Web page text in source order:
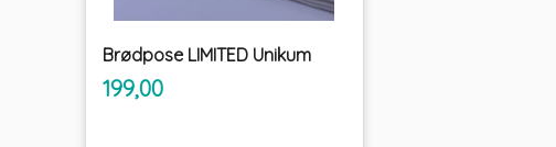
Brødpose LIMITED Unikum
Pris
199,00mva.